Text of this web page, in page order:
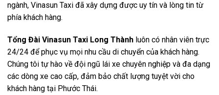
ngành, Vinasun Taxi đã xây dựng được uy tín và lòng tin từ
phía khách hàng.
Tổng Đài Vinasun Taxi Long Thành luôn có nhân viên trực
24/24 để phục vụ mọi nhu cầu di chuyển của khách hàng.
Chúng tôi tự hào về đội ngũ lái xe chuyên nghiệp và đa dạng
các dòng xe cao cấp, đảm bảo chất lượng tuyệt vời cho
khách hàng tại Phước Thái.